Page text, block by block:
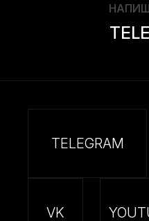
TELEGRAM
VK